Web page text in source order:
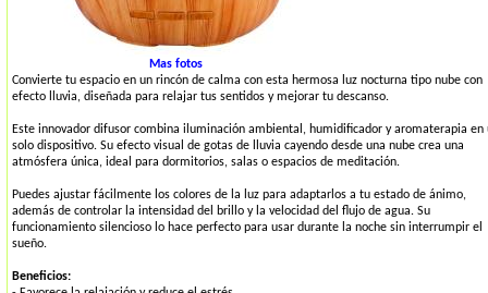
Mas fotos
Convierte tu espacio en un rincón de calma con esta hermosa luz nocturna tipo nube con
efecto lluvia, diseñada para relajar tus sentidos y mejorar tu descanso.
Este innovador difusor combina iluminación ambiental, humidificador y aromaterapia en
solo dispositivo. Su efecto visual de gotas de lluvia cayendo desde una nube crea una
atmósfera única, ideal para dormitorios, salas o espacios de meditación.
Puedes ajustar fácilmente los colores de la luz para adaptarlos a tu estado de ánimo,
además de controlar la intensidad del brillo y la velocidad del flujo de agua. Su
funcionamiento silencioso lo hace perfecto para usar durante la noche sin interrumpir el
sueño.
Beneficios: